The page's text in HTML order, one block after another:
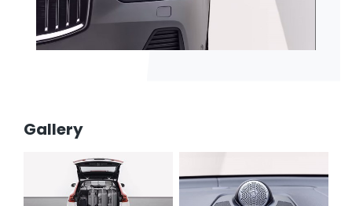
Gallery